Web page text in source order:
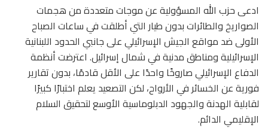
ادعى حزب الله المسؤولية عن موجات متعددة من هجمات
الصواريخ والطائرات بدون طيار التي أطلقت في ساعات الصباح
الأولى ضد مواقع الجيش الإسرائيلي على جانبي الحدود اللبنانية
الإسرائيلية ومناطق مدنية في شمال إسرائيل. اعترضت أنظمة
الدفاع الإسرائيلي صاروخًا واحدًا على الأقل قادمًا، بدون تقارير
فورية عن الخسائر في الأرواح، لكن التصعيد يعلم اختبارًا كبيرًا
لقابلية الهدنة والجهود الدبلوماسية الأوسع لتحقيق السلام
الإقليمي الدائم.